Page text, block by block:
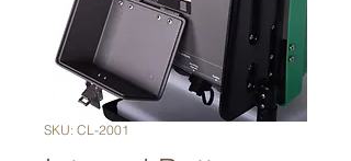
SKU: CL-2001